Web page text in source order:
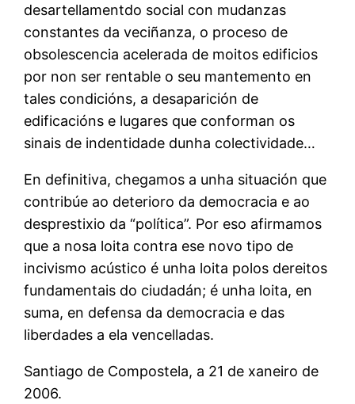
desartellamentdo social con mudanzas
constantes da veciñanza, o proceso de
obsolescencia acelerada de moitos edificios
por non ser rentable o seu mantemento en
tales condicións, a desaparición de
edificacións e lugares que conforman os
sinais de indentidade dunha colectividade…
En definitiva, chegamos a unha situación que
contribúe ao deterioro da democracia e ao
desprestixio da “política”. Por eso afirmamos
que a nosa loita contra ese novo tipo de
incivismo acústico é unha loita polos dereitos
fundamentais do ciudadán; é unha loita, en
suma, en defensa da democracia e das
liberdades a ela vencelladas.
Santiago de Compostela, a 21 de xaneiro de
2006.